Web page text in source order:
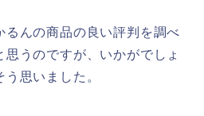
るんの商品の良い評判を調べ
うのですが、いかがでしょ
思いました。